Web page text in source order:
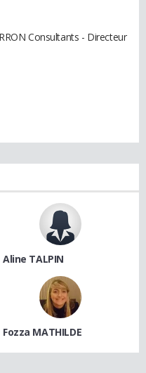
Consultants - Directeur
Aline TALPIN
Fozza MATHILDE